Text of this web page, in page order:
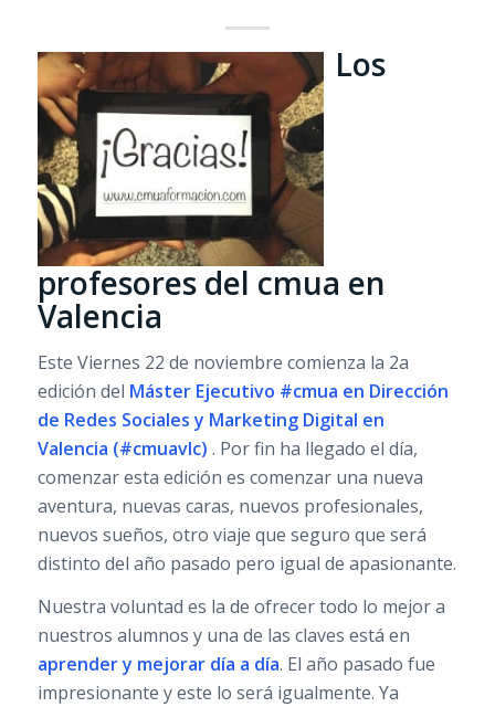
Los
profesores del cmua en
Valencia
Este Viernes 22 de noviembre comienza la 2a
edición del Máster Ejecutivo #cmua en Dirección
de Redes Sociales y Marketing Digital en
Valencia (#cmuavlc) . Por fin ha llegado el día,
comenzar esta edición es comenzar una nueva
aventura, nuevas caras, nuevos profesionales,
nuevos sueños, otro viaje que seguro que será
distinto del año pasado pero igual de apasionante.
Nuestra voluntad es la de ofrecer todo lo mejor a
nuestros alumnos y una de las claves está en
aprender y mejorar día a día. El año pasado fue
impresionante y este lo será igualmente. Ya